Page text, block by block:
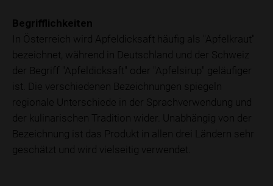
Begrifflichkeiten
In Österreich wird Apfeldicksaft häufig als "Apfelkraut"
bezeichnet, während in Deutschland und der Schweiz
der Begriff "Apfeldicksaft" oder "Apfelsirup" geläufiger
ist. Die verschiedenen Bezeichnungen spiegeln
regionale Unterschiede in der Sprachverwendung und
der kulinarischen Tradition wider. Unabhängig von der
Bezeichnung ist das Produkt in allen drei Ländern sehr
geschätzt und wird vielseitig verwendet.